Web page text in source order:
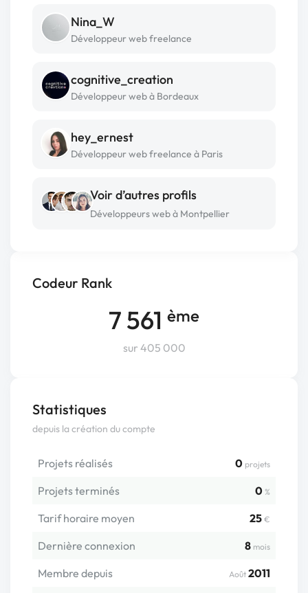
Codeur Rank
7 561 ème
sur 405 000
Statistiques
depuis la création du compte
Projets réalisés 0 projets
Projets terminés 0 %
Tarif horaire moyen 25 €
Dernière connexion 8 mois
Membre depuis Août 2011
Nina_W
Développeur web freelance
cognitive_creation
Développeur web à Bordeaux
hey_ernest
Développeur web freelance à Paris
Voir d’autres profils
Développeurs web à Montpellier